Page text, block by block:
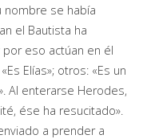
nombre se había
el Bautista ha
eso actúan en él
Elías»; otros: «Es un
Al enterarse Herodes,
ése ha resucitado».
a prender a